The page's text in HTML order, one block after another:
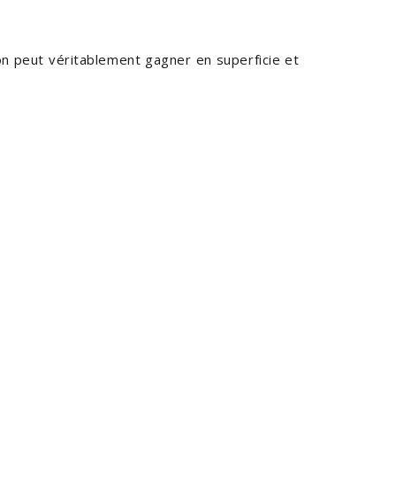
peut véritablement gagner en superficie et